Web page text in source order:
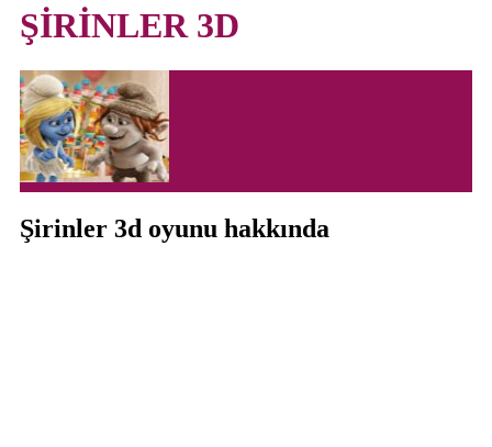
ŞİRİNLER 3D
Şirinler 3d oyunu hakkında